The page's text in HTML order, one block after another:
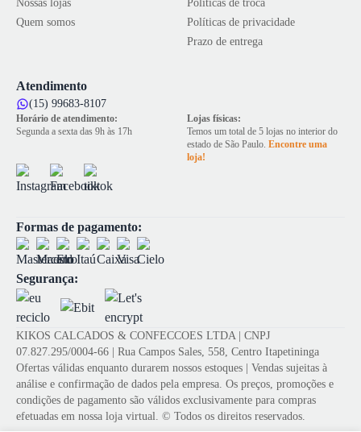
Nossas lojas
Quem somos
Políticas de troca
Políticas de privacidade
Prazo de entrega
Atendimento
(15) 99683-8107
Horário de atendimento:
Segunda a sexta das 9h às 17h
Lojas físicas:
Temos um total de 5 lojas no interior do
estado de São Paulo. Encontre uma
loja!
Formas de pagamento:
Segurança:
KIKOS CALCADOS & CONFECCOES LTDA | CNPJ
07.827.295/0004-66 | Rua Campos Sales, 558, Centro Itapetininga
Ofertas válidas enquanto durarem nossos estoques | Vendas sujeitas à
análise e confirmação de dados pela empresa. Os preços, promoções e
condições de pagamento são válidos exclusivamente para compras
efetuadas em nossa loja virtual. © Todos os direitos reservados.